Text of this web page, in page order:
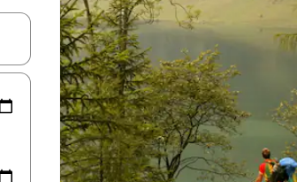
nuolinäppäimillä tai tutustu koskettamalla tai